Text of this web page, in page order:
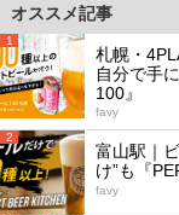
オススメ記事
1
札幌・
自分で手
100』
favy
2
富山駅｜
け”も『
favy